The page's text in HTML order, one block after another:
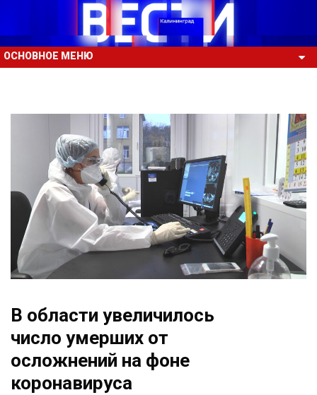
ОСНОВНОЕ МЕНЮ
В области увеличилось
число умерших от
осложнений на фоне
коронавируса